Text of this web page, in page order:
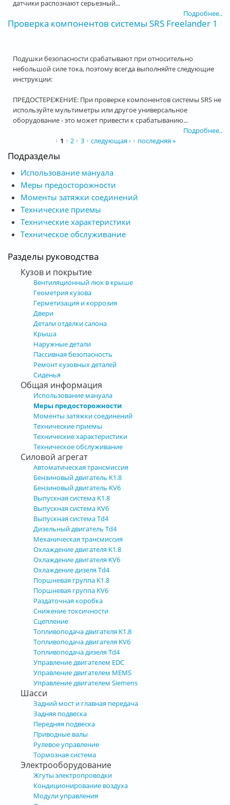
датчики распознают серьезный...
Подробнее..
Проверка компонентов системы SRS Freelander 1
Подушки безопасности срабатывают при относительно
небольшой силе тока, поэтому всегда выполняйте следующие
инструкции:
ПРЕДОСТЕРЕЖЕНИЕ: При проверке компонентов системы SRS не
используйте мультиметры или другое универсальное
оборудование - это может привести к срабатыванию...
Подробнее..
1 2 3 следующая › последняя »
Подразделы
Использование мануала
Меры предосторожности
Моменты затяжки соединений
Технические приемы
Технические характеристики
Техническое обслуживание
Разделы руководства
Кузов и покрытие
Вентиляционный люк в крыше
Геометрия кузова
Герметизация и коррозия
Двери
Детали отделки салона
Крыша
Наружные детали
Пассивная безопасность
Ремонт кузовных деталей
Сиденья
Общая информация
Использование мануала
Меры предосторожности
Моменты затяжки соединений
Технические приемы
Технические характеристики
Техническое обслуживание
Силовой агрегат
Автоматическая трансмиссия
Бензиновый двигатель K1.8
Бензиновый двигатель KV6
Выпускная система K1.8
Выпускная система KV6
Выпускная система Td4
Дизельный двигатель Td4
Механическая трансмиссия
Охлаждение двигателя K1.8
Охлаждение двигателя KV6
Охлаждение дизеля Td4
Поршневая группа K1.8
Поршневая группа KV6
Раздаточная коробка
Снижение токсичности
Сцепление
Топливоподача двигателя K1.8
Топливоподача двигателя KV6
Топливоподача дизеля Td4
Управление двигателем EDC
Управление двигателем MEMS
Управление двигателем Siemens
Шасси
Задний мост и главная передача
Задняя подвеска
Передняя подвеска
Приводные валы
Рулевое управление
Тормозная система
Электрооборудование
Жгуты электропроводки
Кондиционирование воздуха
Модули управления